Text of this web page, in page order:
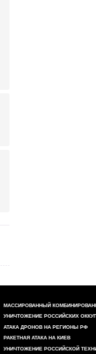
МАССИРОВАННЫЙ
УНИЧТОЖЕНИЕ РОССИЙСКИХ
АТАКА ДРОНОВ НА РЕГИОНЫ РФ
РАКЕТНАЯ АТАКА НА КИЕВ
УНИЧТОЖЕНИЕ РОССИЙСКОЙ